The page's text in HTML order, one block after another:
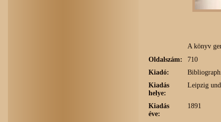
A könyv
Oldalszám:
710
Kiadó:
Kiadás
helye:
Leipzig
Kiadás
éve:
1891